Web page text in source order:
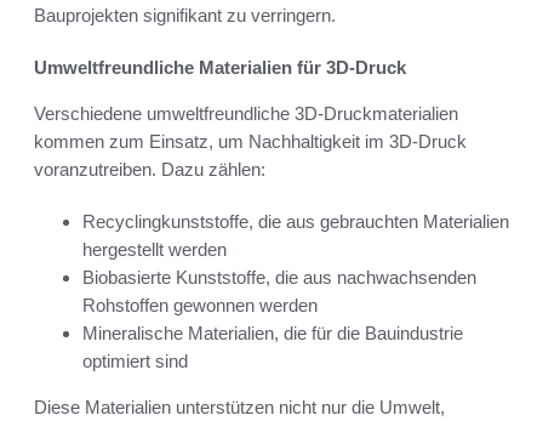
Bauprojekten signifikant zu verringern.
Umweltfreundliche Materialien für 3D-Druck
Verschiedene umweltfreundliche 3D-Druckmaterialien
kommen zum Einsatz, um Nachhaltigkeit im 3D-Druck
voranzutreiben. Dazu zählen:
Recyclingkunststoffe, die aus gebrauchten Materialien
hergestellt werden
Biobasierte Kunststoffe, die aus nachwachsenden
Rohstoffen gewonnen werden
Mineralische Materialien, die für die Bauindustrie
optimiert sind
Diese Materialien unterstützen nicht nur die Umwelt,